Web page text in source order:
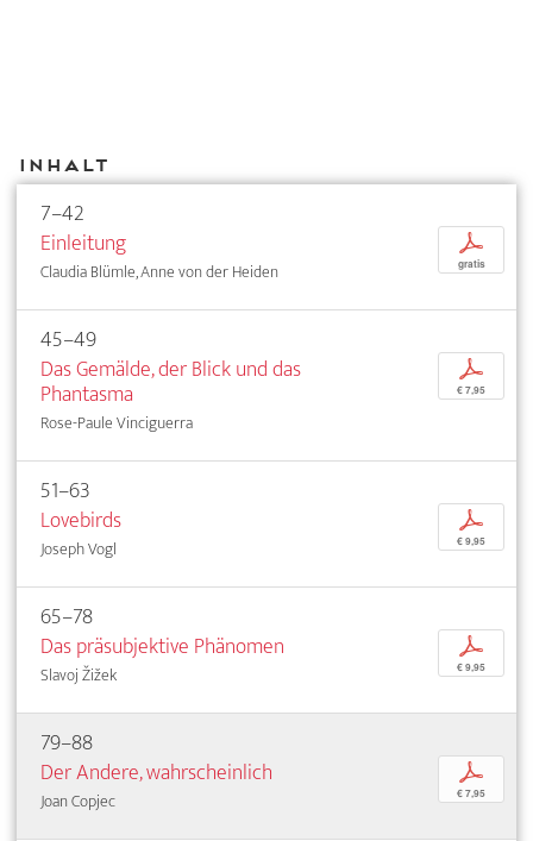
Inhalt
7–42
Einleitung
Claudia Blümle, Anne von der Heiden
p
gratis
45–49
Das Gemälde, der Blick und das
Phantasma
Rose-Paule Vinciguerra
p
€ 7,95
51–63
Lovebirds
Joseph Vogl
p
€ 9,95
65–78
Das präsubjektive Phänomen
Slavoj Žižek
p
€ 9,95
79–88
Der Andere, wahrscheinlich
Joan Copjec
p
€ 7,95